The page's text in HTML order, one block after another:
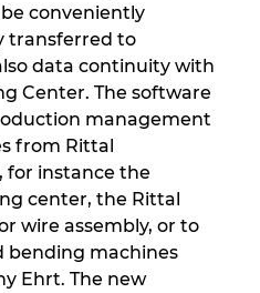
conveniently
transferred to
data continuity with
Center. The software
management
from Rittal
for instance the
center, the Rittal
wire assembly, or to
bending machines
Ehrt. The new